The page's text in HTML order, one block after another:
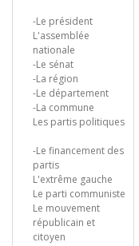
-Le président
L'assemblée
nationale
-Le sénat
-La région
-Le département
-La commune
Les partis politiques
-Le financement des
partis
L'extrême gauche
Le parti communiste
Le mouvement
républicain et
citoyen